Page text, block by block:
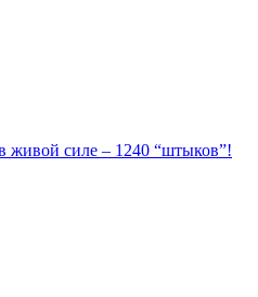
живой силе – 1240 “штыков”!